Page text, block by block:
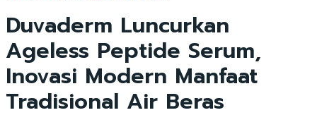
Duvaderm Luncurkan
Ageless Peptide Serum,
Inovasi Modern Manfaat
Tradisional Air Beras